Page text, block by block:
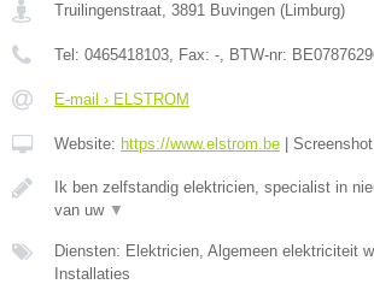
Truilingenstraat, 3891 Buvingen (Limburg)
Tel: 0465418103, Fax: -, BTW-nr:
E-mail › ELSTROM
Website: https://www.elstrom.be Screenshot
Ik ben zelfstandig elektricien, specialist in
van uw ▼
Diensten: Elektricien, Algemeen elektriciteit
Installaties